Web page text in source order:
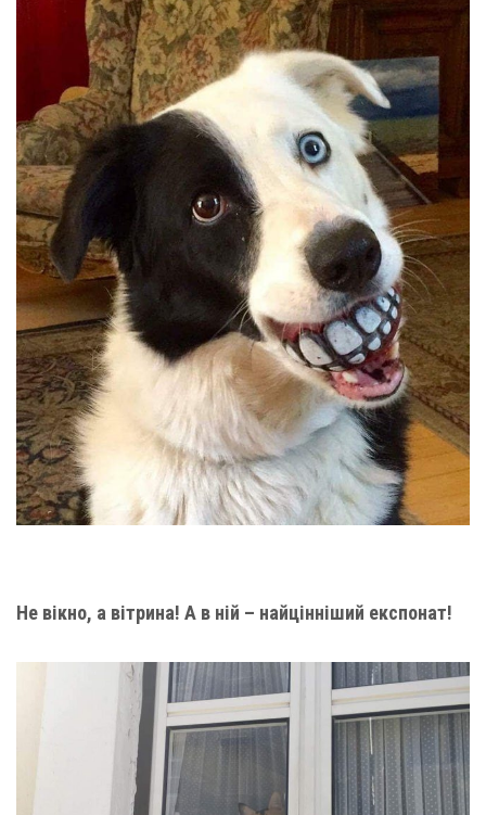
Не вікно, а вітрина! А в ній – найцінніший експонат!